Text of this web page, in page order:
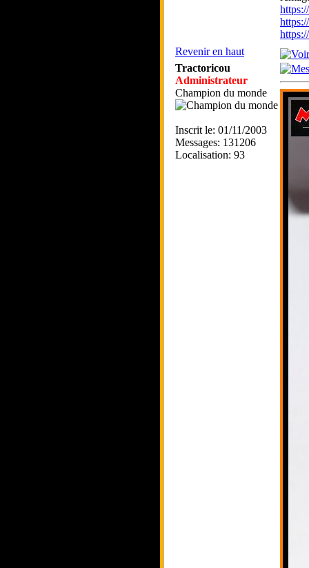
Revenir en haut
Tractoricou
Administrateur
Champion du monde
Inscrit le: 01/11/2003
Messages: 131206
Localisation: 93